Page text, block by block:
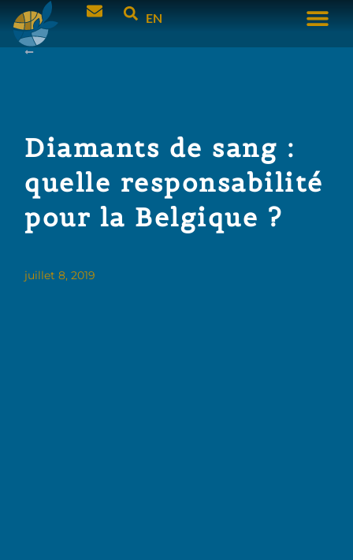
EN
Diamants de sang :
quelle responsabilité
pour la Belgique ?
juillet 8, 2019